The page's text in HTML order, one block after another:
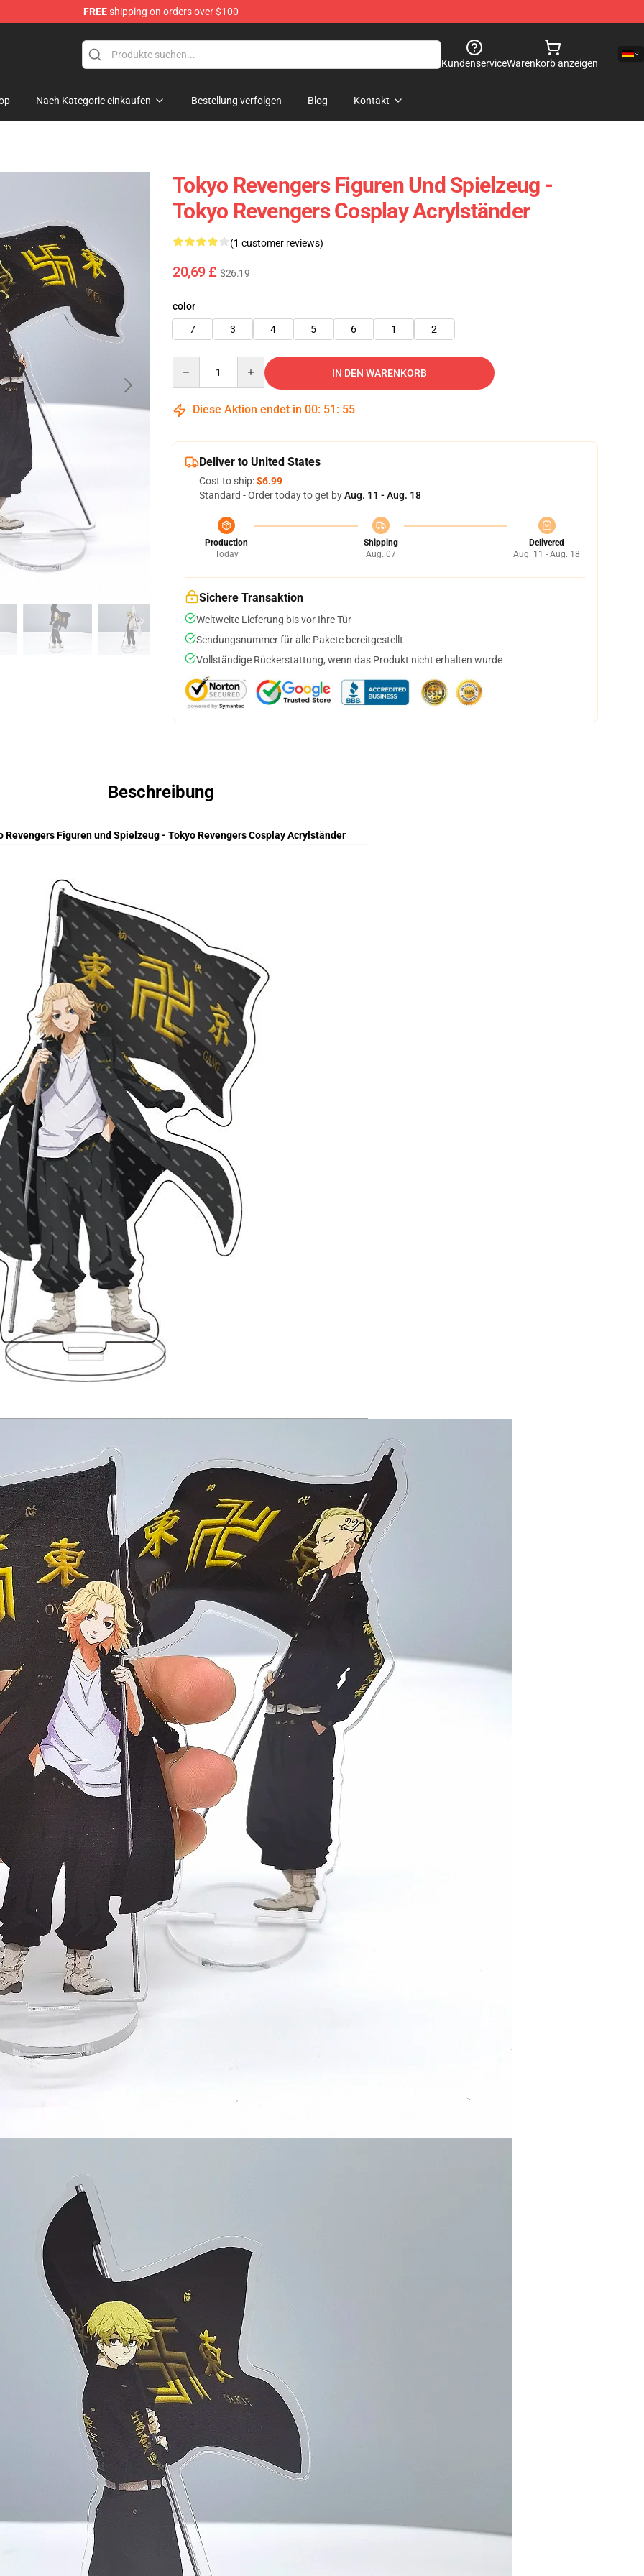
FREEshipping on orders over $100
KundenserviceWarenkorb anzeigen
Nach Kategorie einkaufen Bestellung verfolgen Blog Kontakt
Tokyo Revengers Figuren Und Spielzeug -
Tokyo Revengers Cosplay Acrylständer
(1 customer reviews)
20,69 £ $26.19
color
7
3 4 5 6 1 2
IN DEN WARENKORB
Diese Aktion endet in 00: 51 : 53
Deliver to United States
Cost to ship:$6.99
Standard - Order today to get byAug. 11 - Aug. 18
Production
Today
Shipping
Aug. 07
Delivered
Aug. 11 - Aug. 18
Sichere Transaktion
Weltweite Lieferung bis vor Ihre Tür
Sendungsnummer für alle Pakete bereitgestellt
Vollständige Rückerstattung, wenn das Produkt nicht erhalten wurde
Beschreibung
Revengers Figuren und Spielzeug - Tokyo Revengers Cosplay Acrylständer